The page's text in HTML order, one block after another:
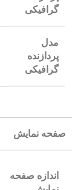
گرافیکی
مدل
پردازنده
گرافیکی
صفحه نمایش
اندازه صفحه